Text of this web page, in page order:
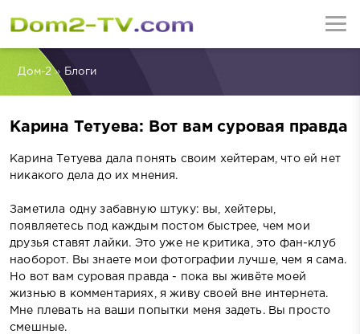
Дом-2» Блоги
Карина Тетуева: Вот вам суровая правда
Карина Тетуева дала понять своим хейтерам, что ей нет
никакого дела до их мнения.
Заметила одну забавную штуку: вы, хейтеры,
появляетесь под каждым постом быстрее, чем мои
друзья ставят лайки. Это уже не критика, это фан-клуб
наоборот. Вы знаете мои фотографии лучше, чем я сама.
Но вот вам суровая правда - пока вы живёте моей
жизнью в комментариях, я живу своей вне интернета.
Мне плевать на ваши попытки меня задеть. Вы просто
смешные.